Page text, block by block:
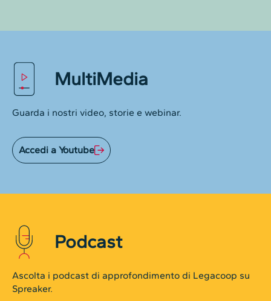
MultiMedia
Guarda i nostri video, storie e webinar.
Accedi a Youtube
Podcast
Ascolta i podcast di approfondimento di Legacoop su
Spreaker.